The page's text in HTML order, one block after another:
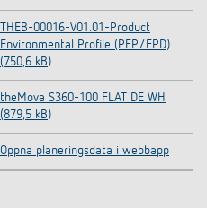
THEB-00016-V01.01-Product
Environmental Profile (PEP/EPD)
(750,6 kB)
theMova S360-100 FLAT DE WH
(879,5 kB)
Öppna planeringsdata i webbapp